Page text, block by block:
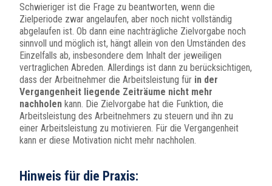
Schwieriger ist die Frage zu beantworten, wenn die
Zielperiode zwar angelaufen, aber noch nicht vollständig
abgelaufen ist. Ob dann eine nachträgliche Zielvorgabe noch
sinnvoll und möglich ist, hängt allein von den Umständen des
Einzelfalls ab, insbesondere dem Inhalt der jeweiligen
vertraglichen Abreden. Allerdings ist dann zu berücksichtigen,
dass der Arbeitnehmer die Arbeitsleistung für in der
Vergangenheit liegende Zeiträume nicht mehr
nachholen kann. Die Zielvorgabe hat die Funktion, die
Arbeitsleistung des Arbeitnehmers zu steuern und ihn zu
einer Arbeitsleistung zu motivieren. Für die Vergangenheit
kann er diese Motivation nicht mehr nachholen.
Hinweis für die Praxis: